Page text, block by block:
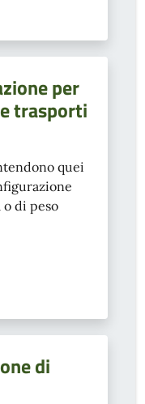
per
trasporti
quei
di peso
di